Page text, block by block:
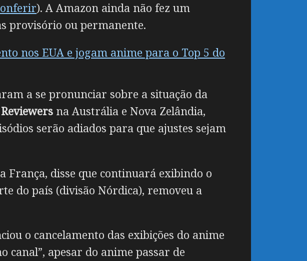
). A Amazon ainda não fez um
provisório ou permanente.
nos EUA e jogam anime para o Top 5 do
a se pronunciar sobre a situação da
na Austrália e Nova Zelândia,
serão adiados para que ajustes sejam
França, disse que continuará exibindo o
do país (divisão Nórdica), removeu a
o cancelamento das exibições do anime
canal”, apesar do anime passar de